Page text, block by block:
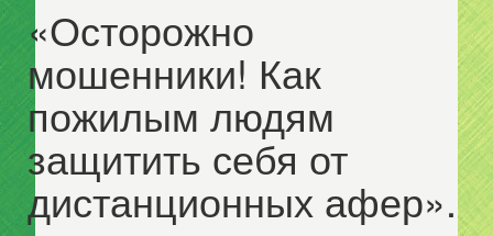
«Осторожно
мошенники! Как
пожилым людям
защитить себя от
дистанционных афер».